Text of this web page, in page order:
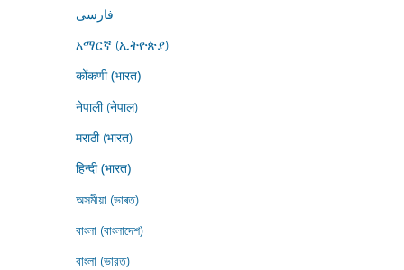
فارسى
አማርኛ (ኢትዮጵያ)
कोंकणी (भारत)
नेपाली (नेपाल)
मराठी (भारत)
हिन्दी (भारत)
অসমীয়া (ভাৰত)
বাংলা (বাংলাদেশ)
বাংলা (ভারত)